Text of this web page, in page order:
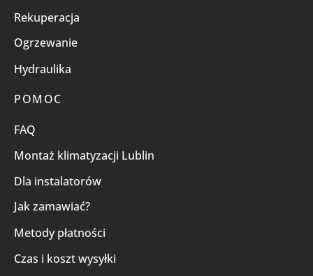
Rekuperacja
Ogrzewanie
Hydraulika
POMOC
FAQ
Montaż klimatyzacji Lublin
Dla instalatorów
Jak zamawiać?
Metody płatności
Czas i koszt wysyłki